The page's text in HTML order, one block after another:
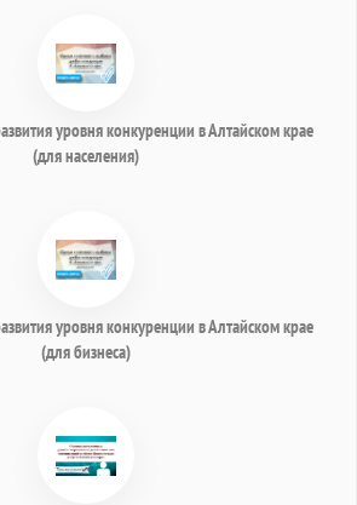
уровня конкуренции в Алтайском крае
(для населения)
уровня конкуренции в Алтайском крае
(для бизнеса)